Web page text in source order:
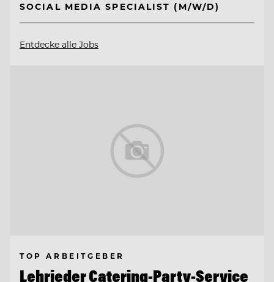
SOCIAL MEDIA SPECIALIST (M/W/D)
Entdecke alle Jobs
TOP ARBEITGEBER
Lehrieder Catering-Party-Service